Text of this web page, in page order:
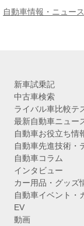
カ
自動車情報・ニュー
新車試乗記
中古車検索
ライバル車比較テ
最新自動車ニュー
自動車お役立ち情
自動車先進技術・
自動車コラム
インタビュー
カー用品・グッズ
自動車イベント・
EV
動画